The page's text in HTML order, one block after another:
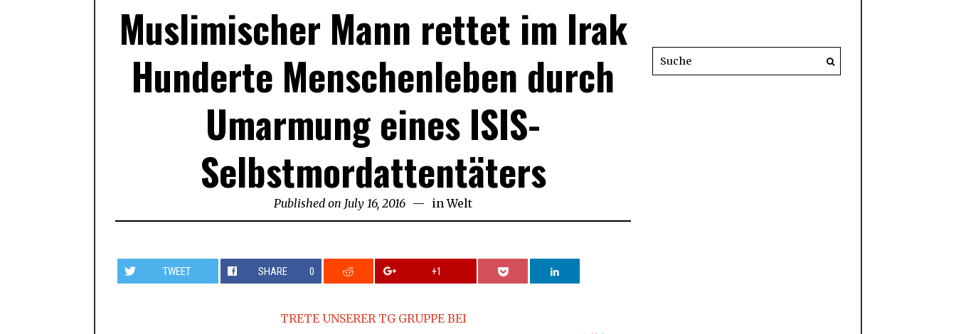
Muslimischer Mann rettet im Irak
Hunderte Menschenleben durch
Umarmung eines ISIS-
Selbstmordattentäters
Published on July 16, 2016 in Welt
TWEET SHARE 0 +1
TRETE UNSERER TG GRUPPE BEI